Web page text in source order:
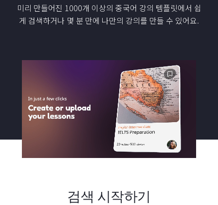
미리 만들어진 1000개 이상의 중국어 강의 템플릿에서 쉽
게 검색하거나 몇 분 만에 나만의 강의를 만들 수 있어요.
검색 시작하기